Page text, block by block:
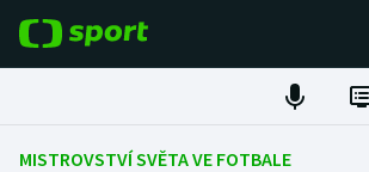
Fotbal
MISTROVSTVÍ SVĚTA VE FOTBALE